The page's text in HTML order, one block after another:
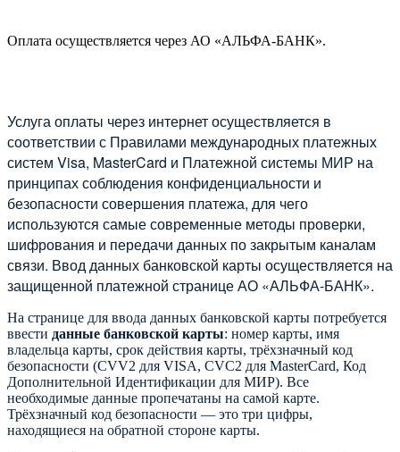
Оплата осуществляется через АО «АЛЬФА-БАНК».
Услуга оплаты через интернет осуществляется в
соответствии с Правилами международных платежных
систем Visa, MasterCard и Платежной системы МИР на
принципах соблюдения конфиденциальности и
безопасности совершения платежа, для чего
используются самые современные методы проверки,
шифрования и передачи данных по закрытым каналам
связи. Ввод данных банковской карты осуществляется на
защищенной платежной странице АО «АЛЬФА-БАНК».
На странице для ввода данных банковской карты потребуется
ввести данные банковской карты: номер карты, имя
владельца карты, срок действия карты, трёхзначный код
безопасности (CVV2 для VISA, CVC2 для MasterCard, Код
Дополнительной Идентификации для МИР). Все
необходимые данные пропечатаны на самой карте.
Трёхзначный код безопасности — это три цифры,
находящиеся на обратной стороне карты.